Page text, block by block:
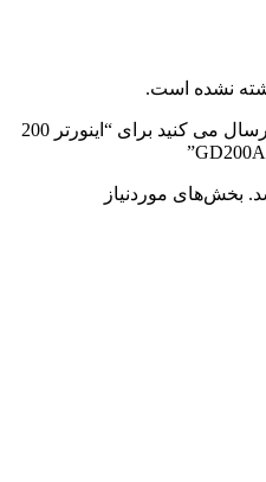
نشده است.
اولین نفری باشید که دیدگاهی را ارسال می کنید برای “اينورتر 200
بخش‌های موردنیاز